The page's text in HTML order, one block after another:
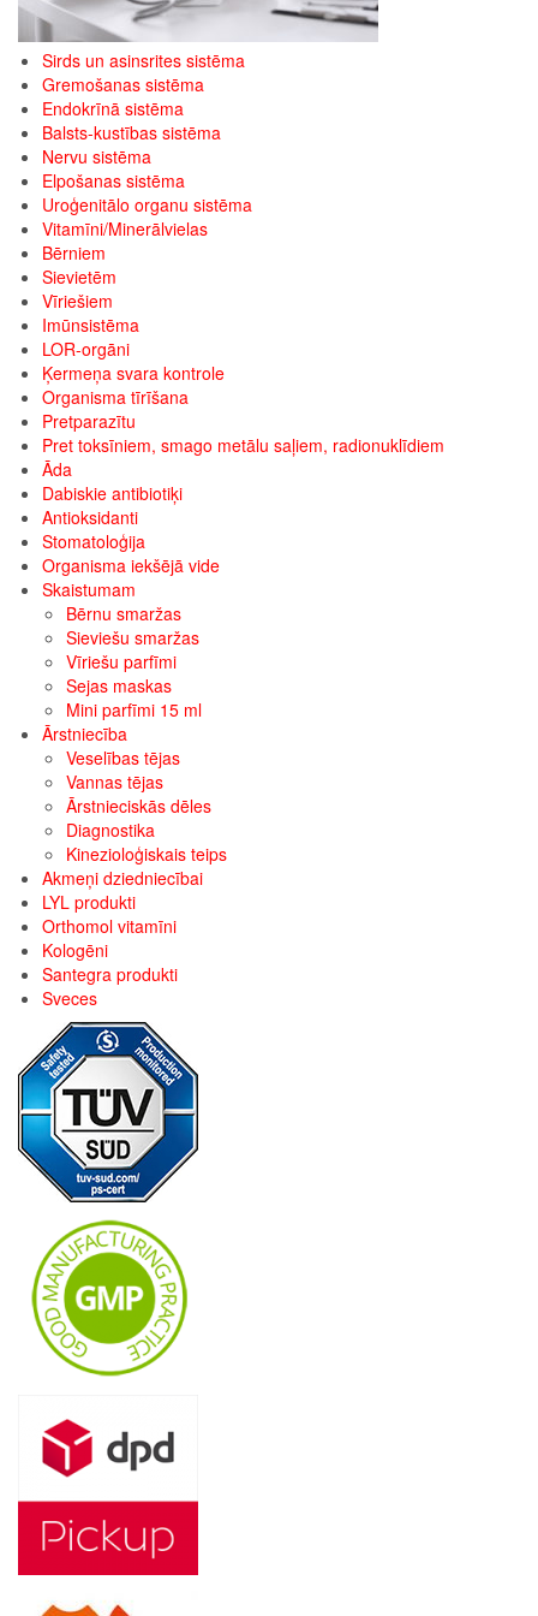
Sirds un asinsrites sistēma
Gremošanas sistēma
Endokrīnā sistēma
Balsts-kustības sistēma
Nervu sistēma
Elpošanas sistēma
Uroģenitālo organu sistēma
Vitamīni/Minerālvielas
Bērniem
Sievietēm
Vīriešiem
Imūnsistēma
LOR-orgāni
Ķermeņa svara kontrole
Organisma tīrīšana
Pretparazītu
Pret toksīniem, smago metālu saļiem, radionuklīdiem
Āda
Dabiskie antibiotiķi
Antioksidanti
Stomatoloģija
Organisma iekšējā vide
Skaistumam
Bērnu smaržas
Sieviešu smaržas
Vīriešu parfīmi
Sejas maskas
Mini parfīmi 15 ml
Ārstniecība
Veselības tējas
Vannas tējas
Ārstnieciskās dēles
Diagnostika
Kinezioloģiskais teips
Akmeņi dziedniecībai
LYL produkti
Orthomol vitamīni
Kologēni
Santegra produkti
Sveces